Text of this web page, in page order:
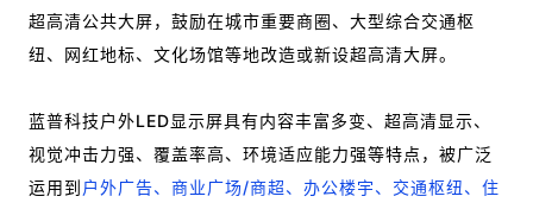
超高清公共大屏，鼓励在城市重要商圈、大型综合交通枢
纽、网红地标、文化场馆等地改造或新设超高清大屏。
蓝普科技户外LED显示屏具有内容丰富多变、超高清显示、
视觉冲击力强、覆盖率高、环境适应能力强等特点，被广泛
运用到户外广告、商业广场/商超、办公楼宇、交通枢纽、住